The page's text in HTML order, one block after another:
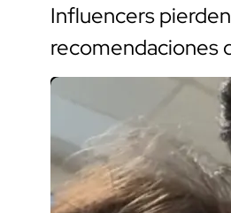
Influencers
recomendaciones